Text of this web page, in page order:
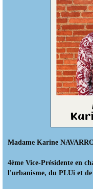
Madame Karine
4ème Vice-Présidente en
l'urbanisme, du PLUi et